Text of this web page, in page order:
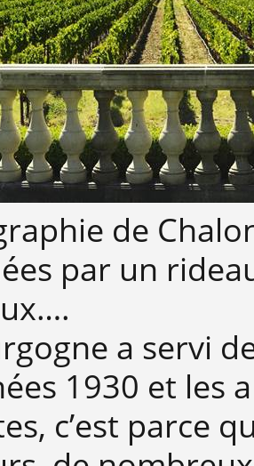
de
par un
a servi
1930 et les
c’est parce